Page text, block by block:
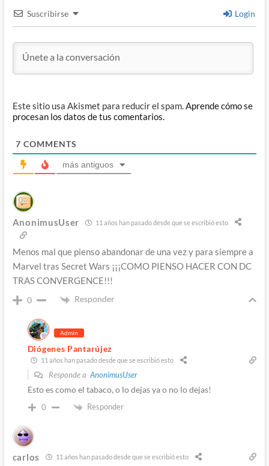
Suscribirse Login
Este sitio usa Akismet para reducir el spam.Aprende cómo se
procesan los datos de tus comentarios.
7 COMMENTS
más antiguos
AnonimusUser 11 años han pasado desde que se escribió esto
Menos mal que pienso abandonar de una vez y para siempre a
Marvel tras Secret Wars ¡¡¡COMO PIENSO HACER CON DC
TRAS CONVERGENCE!!!
0 Responder
Admin
Diógenes Pantarújez
11 años han pasado desde que se escribió esto
Responde a AnonimusUser
Esto es como el tabaco, o lo dejas ya o no lo dejas!
0 Responder
carlos 11 años han pasado desde que se escribió esto